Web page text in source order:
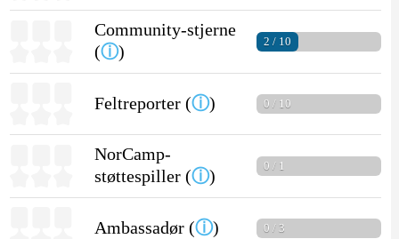
Community-stjerne
(ⓘ)
2 / 10
Feltreporter (ⓘ) 0 / 10
NorCamp-
støttespiller (ⓘ)
0 / 1
Ambassadør (ⓘ) 0 / 3